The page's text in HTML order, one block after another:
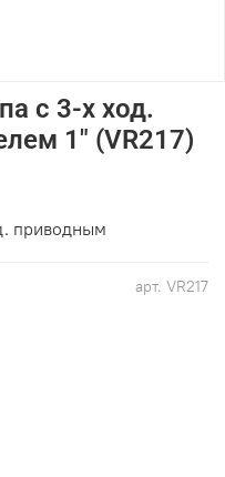
арт. VR217
с 3-х ход.
1" (VR217)
приводным